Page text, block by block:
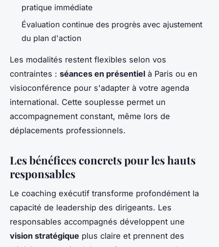
pratique immédiate
Évaluation continue des progrès avec ajustement
du plan d'action
Les modalités restent flexibles selon vos
contraintes : séances en présentiel à Paris ou en
visioconférence pour s'adapter à votre agenda
international. Cette souplesse permet un
accompagnement constant, même lors de
déplacements professionnels.
Les bénéfices concrets pour les hauts
responsables
Le coaching exécutif transforme profondément la
capacité de leadership des dirigeants. Les
responsables accompagnés développent une
vision stratégique plus claire et prennent des